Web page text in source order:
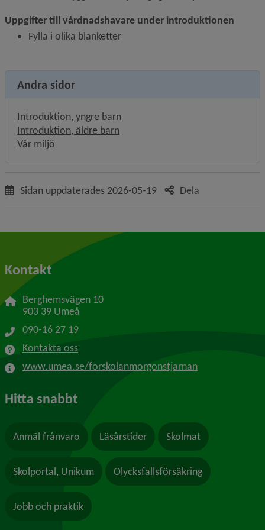
Uppgifter till vårdnadshavare under introduktionen
Fylla i olika blanketter
Andra sidor
Introduktion, yngre barn
Introduktion, äldre barn
Vår miljö
Sidan uppdaterades 2026-05-19 Dela
Kontakt
Berghemsvägen 10
903 39 Umeå
090-16 27 19
Kontakta oss
www.umea.se/forskolanmorgonstjarnan
Hitta snabbt
Anmäl frånvaro Läsårstider Skolmat
Skolportal, Unikum Olycksfallsförsäkring
Jobb och praktik